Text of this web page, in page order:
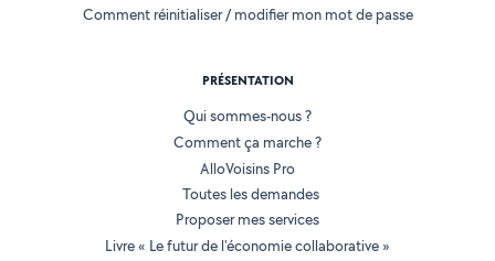
Comment réinitialiser / modifier mon mot de passe
PRÉSENTATION
Qui sommes-nous ?
Comment ça marche ?
AlloVoisins Pro
Toutes les demandes
Proposer mes services
Livre « Le futur de l'économie collaborative »